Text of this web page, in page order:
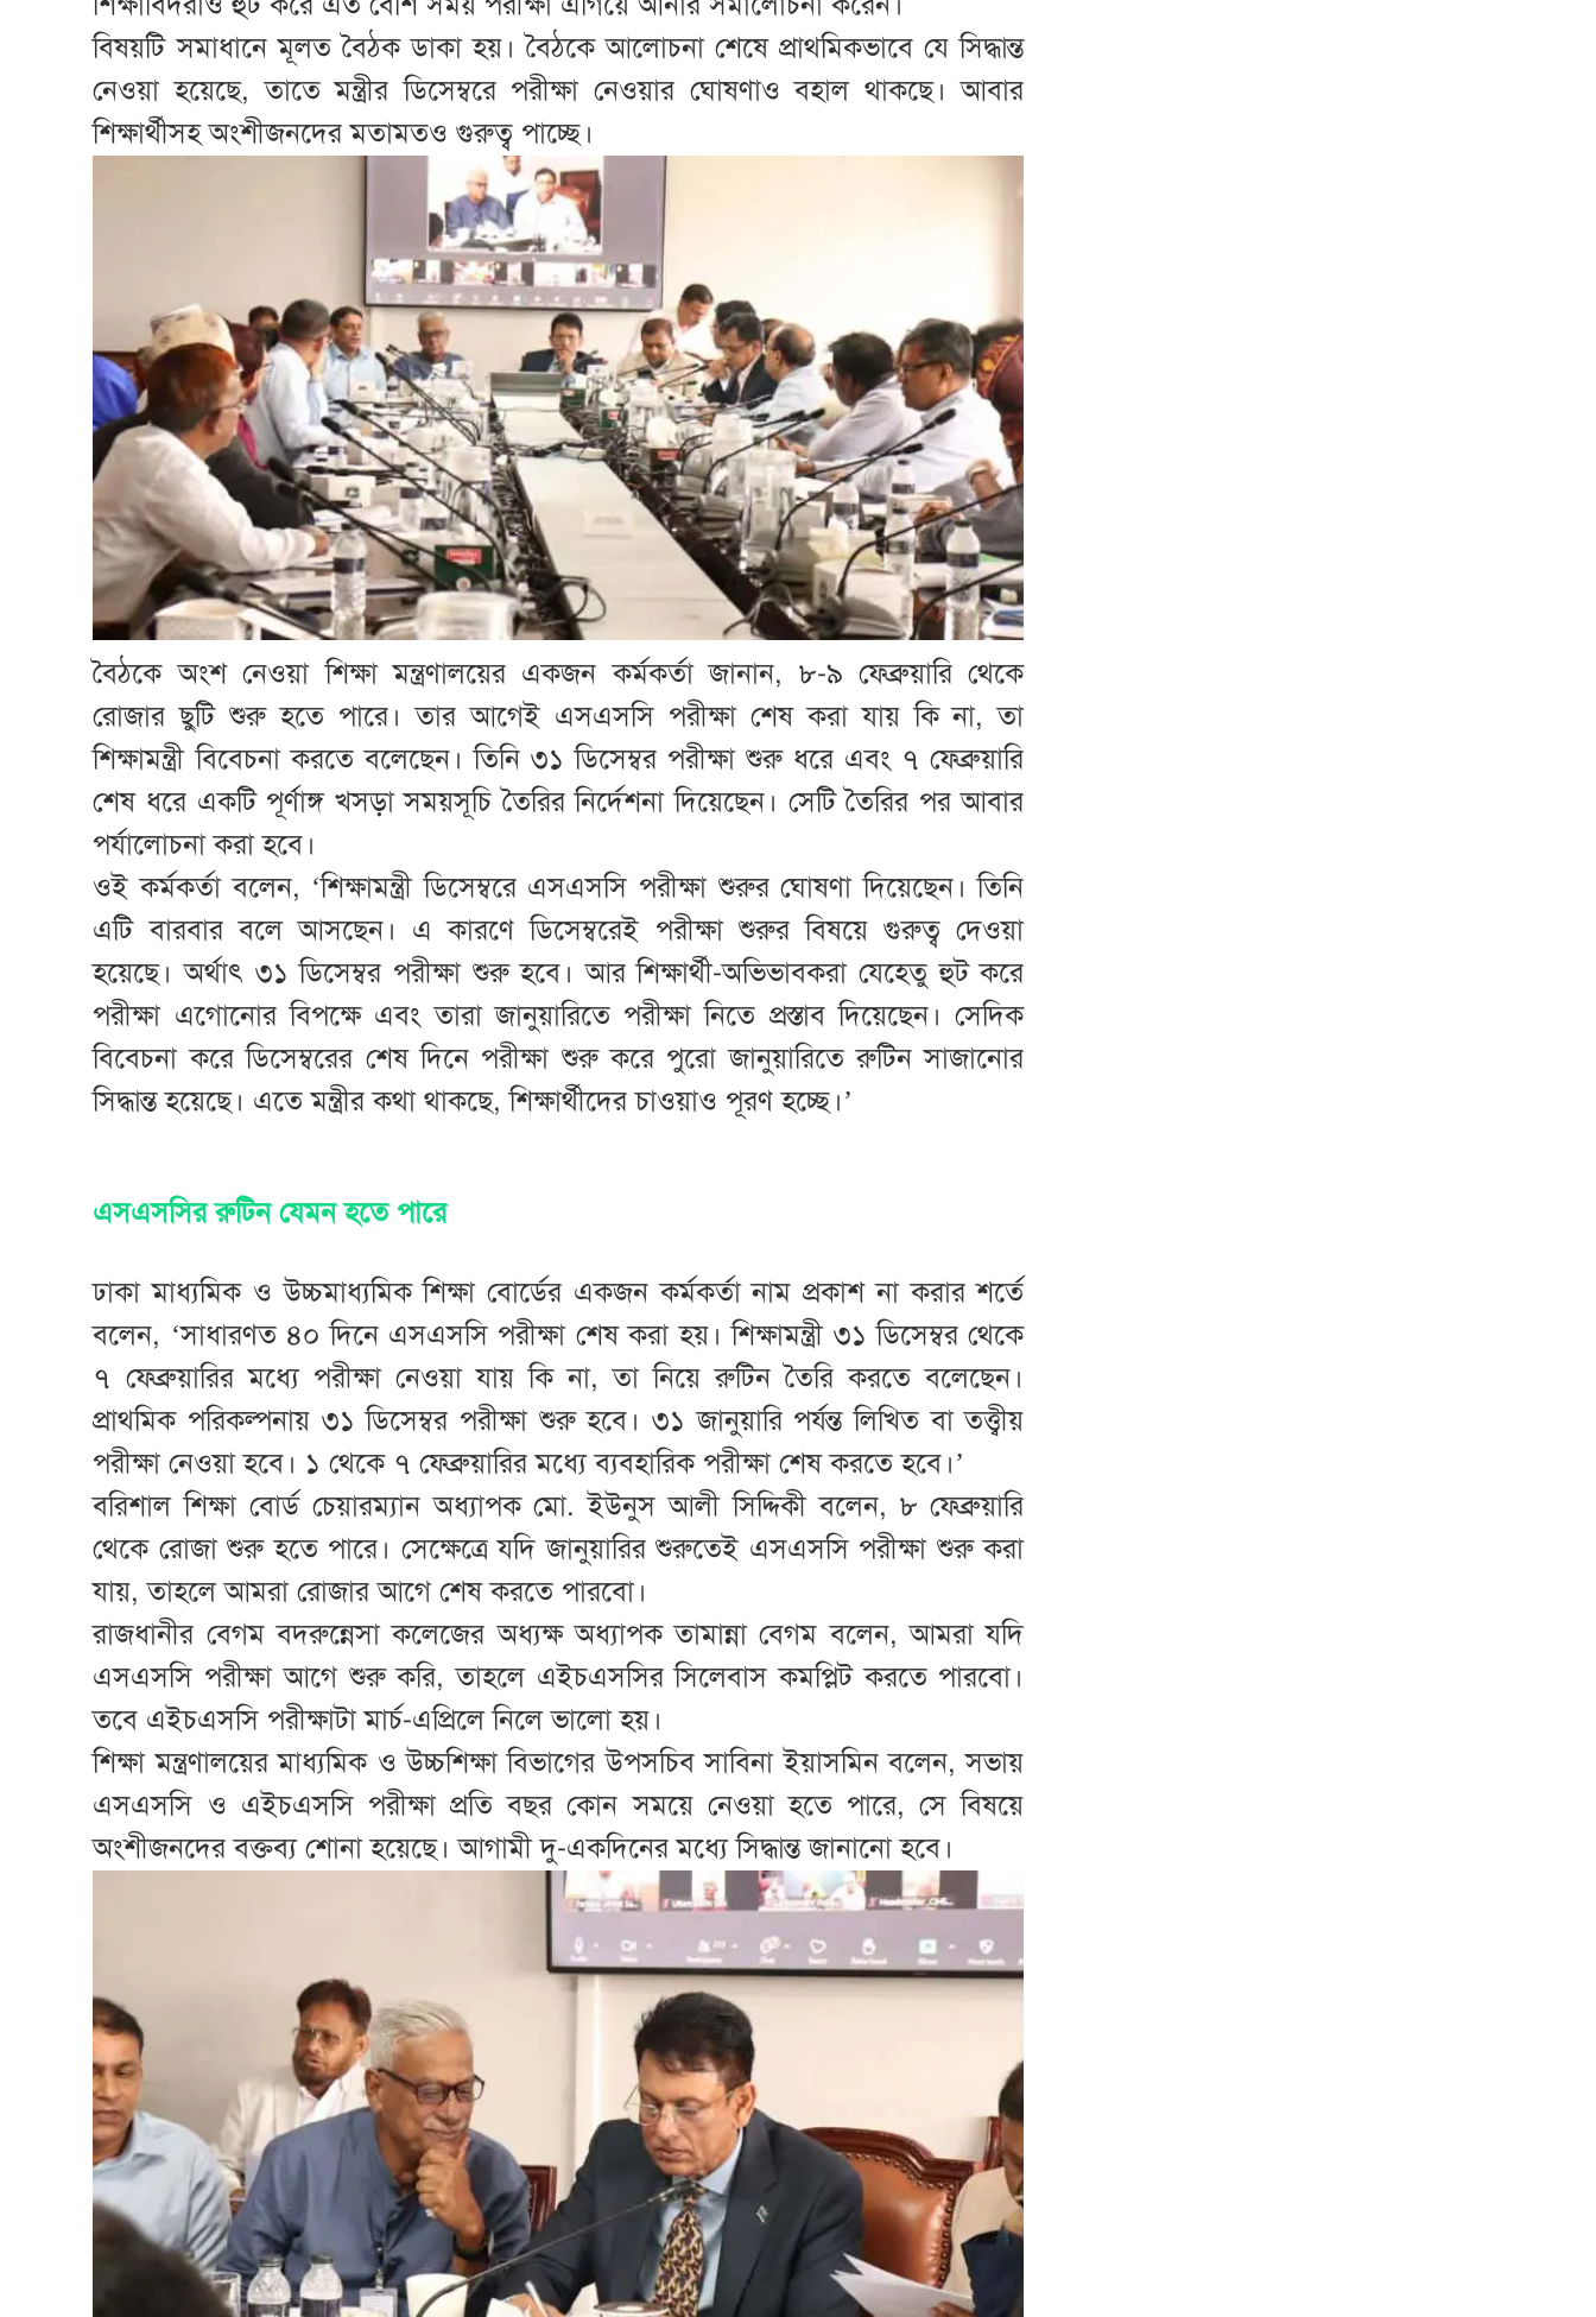
বিষয়টি সমাধানে মূলত বৈঠক ডাকা হয়। বৈঠকে আলোচনা শেষে প্রাথমিকভাবে যে সিদ্ধান্ত
নেওয়া হয়েছে, তাতে মন্ত্রীর ডিসেম্বরে পরীক্ষা নেওয়ার ঘোষণাও বহাল থাকছে। আবার
শিক্ষার্থীসহ অংশীজনদের মতামতও গুরুত্ব পাচ্ছে।
বৈঠকে অংশ নেওয়া শিক্ষা মন্ত্রণালয়ের একজন কর্মকর্তা জানান, ৮-৯ ফেব্রুয়ারি থেকে
রোজার ছুটি শুরু হতে পারে। তার আগেই এসএসসি পরীক্ষা শেষ করা যায় কি না, তা
শিক্ষামন্ত্রী বিবেচনা করতে বলেছেন। তিনি ৩১ ডিসেম্বর পরীক্ষা শুরু ধরে এবং ৭ ফেব্রুয়ারি
শেষ ধরে একটি পূর্ণাঙ্গ খসড়া সময়সূচি তৈরির নির্দেশনা দিয়েছেন। সেটি তৈরির পর আবার
পর্যালোচনা করা হবে।
ওই কর্মকর্তা বলেন, ‘শিক্ষামন্ত্রী ডিসেম্বরে এসএসসি পরীক্ষা শুরুর ঘোষণা দিয়েছেন। তিনি
এটি বারবার বলে আসছেন। এ কারণে ডিসেম্বরেই পরীক্ষা শুরুর বিষয়ে গুরুত্ব দেওয়া
হয়েছে। অর্থাৎ ৩১ ডিসেম্বর পরীক্ষা শুরু হবে। আর শিক্ষার্থী-অভিভাবকরা যেহেতু হুট করে
পরীক্ষা এগোনোর বিপক্ষে এবং তারা জানুয়ারিতে পরীক্ষা নিতে প্রস্তাব দিয়েছেন। সেদিক
বিবেচনা করে ডিসেম্বরের শেষ দিনে পরীক্ষা শুরু করে পুরো জানুয়ারিতে রুটিন সাজানোর
সিদ্ধান্ত হয়েছে। এতে মন্ত্রীর কথা থাকছে, শিক্ষার্থীদের চাওয়াও পূরণ হচ্ছে।’
এসএসসির রুটিন যেমন হতে পারে
ঢাকা মাধ্যমিক ও উচ্চমাধ্যমিক শিক্ষা বোর্ডের একজন কর্মকর্তা নাম প্রকাশ না করার শর্তে
বলেন, ‘সাধারণত ৪০ দিনে এসএসসি পরীক্ষা শেষ করা হয়। শিক্ষামন্ত্রী ৩১ ডিসেম্বর থেকে
৭ ফেব্রুয়ারির মধ্যে পরীক্ষা নেওয়া যায় কি না, তা নিয়ে রুটিন তৈরি করতে বলেছেন।
প্রাথমিক পরিকল্পনায় ৩১ ডিসেম্বর পরীক্ষা শুরু হবে। ৩১ জানুয়ারি পর্যন্ত লিখিত বা তত্ত্বীয়
পরীক্ষা নেওয়া হবে। ১ থেকে ৭ ফেব্রুয়ারির মধ্যে ব্যবহারিক পরীক্ষা শেষ করতে হবে।’
বরিশাল শিক্ষা বোর্ড চেয়ারম্যান অধ্যাপক মো. ইউনুস আলী সিদ্দিকী বলেন, ৮ ফেব্রুয়ারি
থেকে রোজা শুরু হতে পারে। সেক্ষেত্রে যদি জানুয়ারির শুরুতেই এসএসসি পরীক্ষা শুরু করা
যায়, তাহলে আমরা রোজার আগে শেষ করতে পারবো।
রাজধানীর বেগম বদরুন্নেসা কলেজের অধ্যক্ষ অধ্যাপক তামান্না বেগম বলেন, আমরা যদি
এসএসসি পরীক্ষা আগে শুরু করি, তাহলে এইচএসসির সিলেবাস কমপ্লিট করতে পারবো।
তবে এইচএসসি পরীক্ষাটা মার্চ-এপ্রিলে নিলে ভালো হয়।
শিক্ষা মন্ত্রণালয়ের মাধ্যমিক ও উচ্চশিক্ষা বিভাগের উপসচিব সাবিনা ইয়াসমিন বলেন, সভায়
এসএসসি ও এইচএসসি পরীক্ষা প্রতি বছর কোন সময়ে নেওয়া হতে পারে, সে বিষয়ে
অংশীজনদের বক্তব্য শোনা হয়েছে। আগামী দু-একদিনের মধ্যে সিদ্ধান্ত জানানো হবে।